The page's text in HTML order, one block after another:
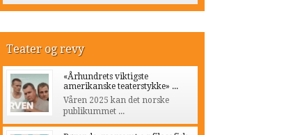
Teater og revy
«Århundrets viktigste
amerikanske teaterstykke» ...
Våren 2025 kan det norske
publikummet ...